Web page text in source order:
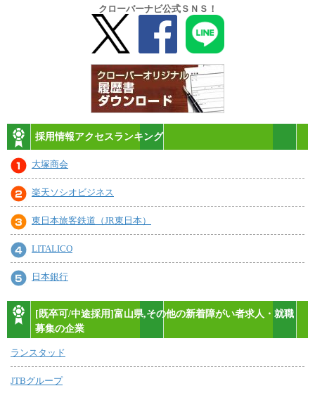
クローバーナビ公式ＳＮＳ！
採用情報アクセスランキング
大塚商会
楽天ソシオビジネス
東日本旅客鉄道（JR東日本）
LITALICO
日本銀行
[既卒可/中途採用]富山県,その他の新着障がい者求人・就職
募集の企業
ランスタッド
JTBグループ